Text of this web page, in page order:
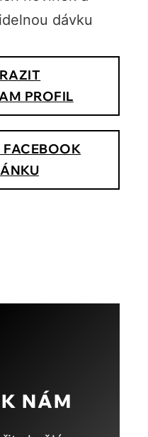
dávku
PROFIL
NÁM